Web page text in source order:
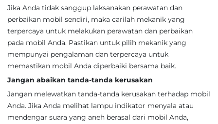
Jika Anda tidak sanggup laksanakan perawatan dan
perbaikan mobil sendiri, maka carilah mekanik yang
terpercaya untuk melakukan perawatan dan perbaikan
pada mobil Anda. Pastikan untuk pilih mekanik yang
mempunyai pengalaman dan terpercaya untuk
memastikan mobil Anda diperbaiki bersama baik.
Jangan abaikan tanda-tanda kerusakan
Jangan melewatkan tanda-tanda kerusakan terhadap mobil
Anda. Jika Anda melihat lampu indikator menyala atau
mendengar suara yang aneh berasal dari mobil Anda,